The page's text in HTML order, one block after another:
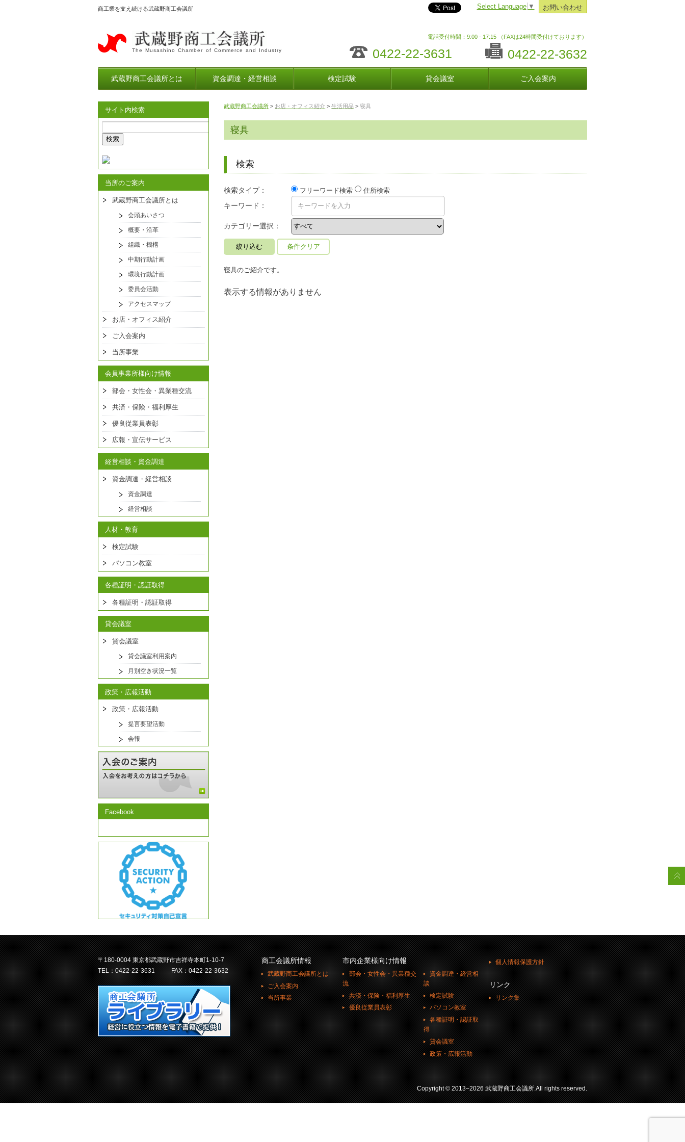
商工業を支え続ける武蔵野商工会議所 お問い合わせ
Select Language ▼
The Musashino Chamber of Commerce and Industry
電話受付時間：9:00 - 17:15 （FAXは24時間受付けております）
0422-22-3631 0422-22-3632
武蔵野商工会議所とは 資金調達・経営相談 検定試験 貸会議室 ご入会案内
サイト内検索
当所のご案内
武蔵野商工会議所とは
会頭あいさつ
概要・沿革
組織・機構
中期行動計画
環境行動計画
委員会活動
アクセスマップ
お店・オフィス紹介
ご入会案内
当所事業
会員事業所様向け情報
部会・女性会・異業種交流
共済・保険・福利厚生
優良従業員表彰
広報・宣伝サービス
経営相談・資金調達
資金調達・経営相談
資金調達
経営相談
人材・教育
検定試験
パソコン教室
各種証明・認証取得
各種証明・認証取得
貸会議室
貸会議室
貸会議室利用案内
月別空き状況一覧
政策・広報活動
政策・広報活動
提言要望活動
会報
Facebook
武蔵野商工会議所 > お店・オフィス紹介 >生活用品 >寝具
寝具
検索
検索タイプ： フリーワード検索 住所検索
キーワード：
カテゴリー選択：
条件クリア
寝具のご紹介です。
表示する情報がありません
〒180-0004 東京都武蔵野市吉祥寺本町1-10-7
TEL：0422-22-3631
FAX：0422-22-3632
商工会議所情報
武蔵野商工会議所とは
ご入会案内
当所事業
市内企業様向け情報
部会・女性会・異業種交
流
共済・保険・福利厚生
優良従業員表彰
資金調達・経営相
談
検定試験
パソコン教室
各種証明・認証取
得
貸会議室
政策・広報活動
個人情報保護方針
リンク
リンク集
Copyright © 2013–2026 武蔵野商工会議所.All rights reserved.